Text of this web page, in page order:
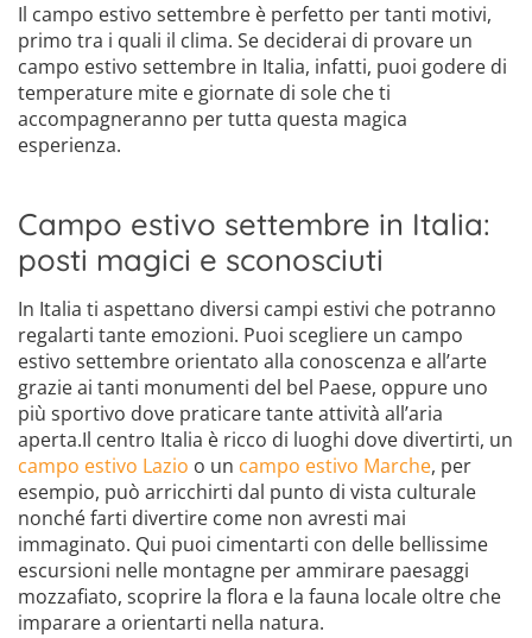
Il campo estivo settembre è perfetto per tanti motivi,
primo tra i quali il clima. Se deciderai di provare un
campo estivo settembre in Italia, infatti, puoi godere di
temperature mite e giornate di sole che ti
accompagneranno per tutta questa magica
esperienza.
Campo estivo settembre in Italia:
posti magici e sconosciuti
In Italia ti aspettano diversi campi estivi che potranno
regalarti tante emozioni. Puoi scegliere un campo
estivo settembre orientato alla conoscenza e all’arte
grazie ai tanti monumenti del bel Paese, oppure uno
più sportivo dove praticare tante attività all’aria
aperta.Il centro Italia è ricco di luoghi dove divertirti, un
campo estivo Lazio o un campo estivo Marche, per
esempio, può arricchirti dal punto di vista culturale
nonché farti divertire come non avresti mai
immaginato. Qui puoi cimentarti con delle bellissime
escursioni nelle montagne per ammirare paesaggi
mozzafiato, scoprire la flora e la fauna locale oltre che
imparare a orientarti nella natura.